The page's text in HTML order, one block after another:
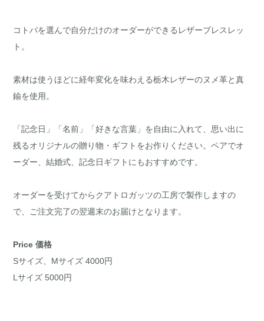
コトバを選んで自分だけのオーダーができるレザーブレスレッ
ト。
素材は使うほどに経年変化を味わえる栃木レザーのヌメ革と真
鍮を使用。
「記念日」「名前」「好きな言葉」を自由に入れて、思い出に
残るオリジナルの贈り物・ギフトをお作りください。ペアでオ
ーダー、結婚式、記念日ギフトにもおすすめです。
オーダーを受けてからクアトロガッツの工房で製作しますの
で、ご注文完了の翌週末のお届けとなります。
Price 価格
Sサイズ、Mサイズ 4000円
Lサイズ 5000円